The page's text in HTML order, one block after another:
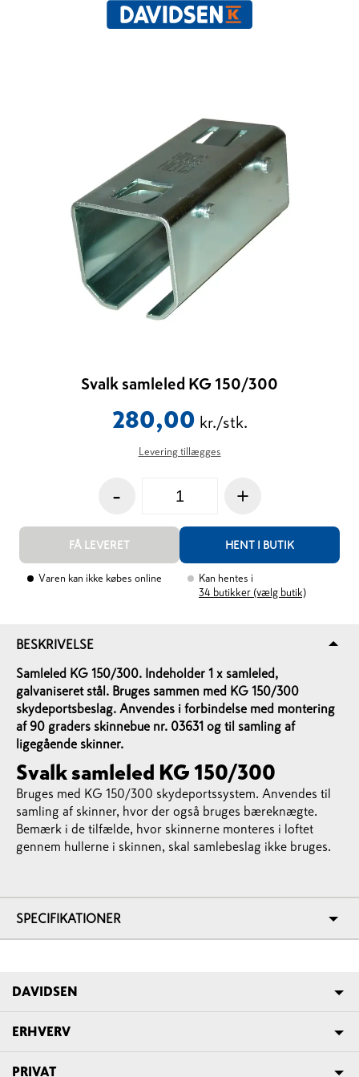
Svalk samleled KG 150/300
280,00 kr./stk.
Levering tillægges
- +
FÅ LEVERET HENT I BUTIK
Varen kan ikke købes online
Kan hentes i
34 butikker (vælg butik)
BESKRIVELSE
Samleled KG 150/300. Indeholder 1 x samleled,
galvaniseret stål. Bruges sammen med KG 150/300
skydeportsbeslag. Anvendes i forbindelse med montering
af 90 graders skinnebue nr. 03631 og til samling af
ligegående skinner.
Svalk samleled KG 150/300
Bruges med KG 150/300 skydeportssystem. Anvendes til
samling af skinner, hvor der også bruges bæreknægte.
Bemærk i de tilfælde, hvor skinnerne monteres i loftet
gennem hullerne i skinnen, skal samlebeslag ikke bruges.
SPECIFIKATIONER
DAVIDSEN
ERHVERV
PRIVAT